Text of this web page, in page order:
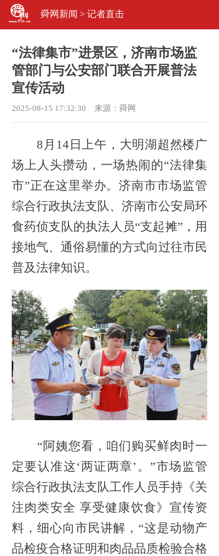
舜网新闻 > 记者直击
“法律集市”进景区，济南市场监
管部门与公安部门联合开展普法
宣传活动
2025-08-15 17:32:30 来源： 舜网
8月14日上午，大明湖超然楼广
场上人头攒动，一场热闹的“法律集
市”正在这里举办。济南市市场监管
综合行政执法支队、济南市公安局环
食药侦支队的执法人员“支起摊”，用
接地气、通俗易懂的方式向过往市民
普及法律知识。
“阿姨您看，咱们购买鲜肉时一
定要认准这‘两证两章’。”市场监管
综合行政执法支队工作人员手持《关
注肉类安全 享受健康饮食》宣传资
料，细心向市民讲解，“这是动物产
品检疫合格证明和肉品品质检验合格